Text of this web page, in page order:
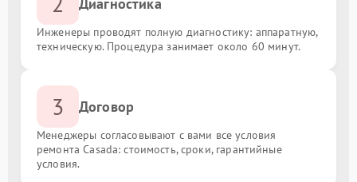
Инженеры проводят полную диагностику: аппаратную,
техническую. Процедура занимает около 60 минут.
3 Договор
Менеджеры согласовывают с вами все условия
ремонта Casada: стоимость, сроки, гарантийные
условия.